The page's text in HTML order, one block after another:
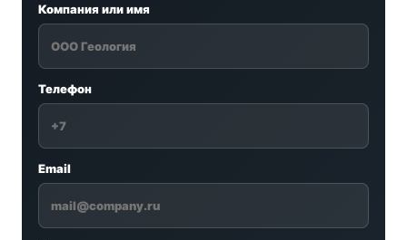
Компания или имя
Телефон
Email